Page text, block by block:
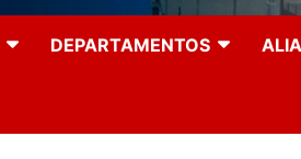
DEPARTAMENTOS